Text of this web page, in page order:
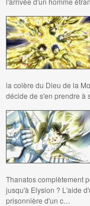
la colère du Dieu de la
décide de s'en prendre à
Thanatos complètement
jusqu'à Elysion ? L'aide
prisonnière d'un c…